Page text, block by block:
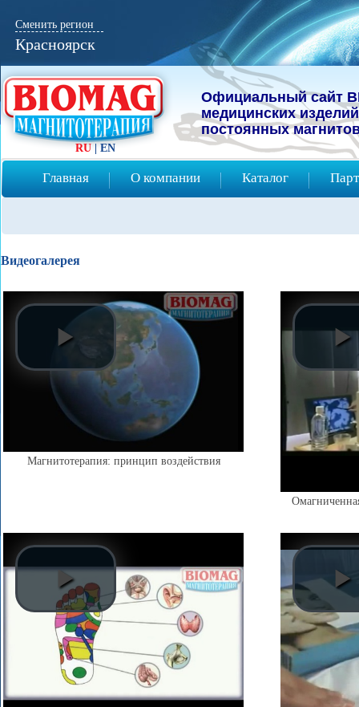
Официальный сайт
мeдицинcких
постоянных
Главная О компании Каталог
RU | EN
Сменить регион
Красноярск
Видеогалерея
Магнитотерапия: принцип воздействия